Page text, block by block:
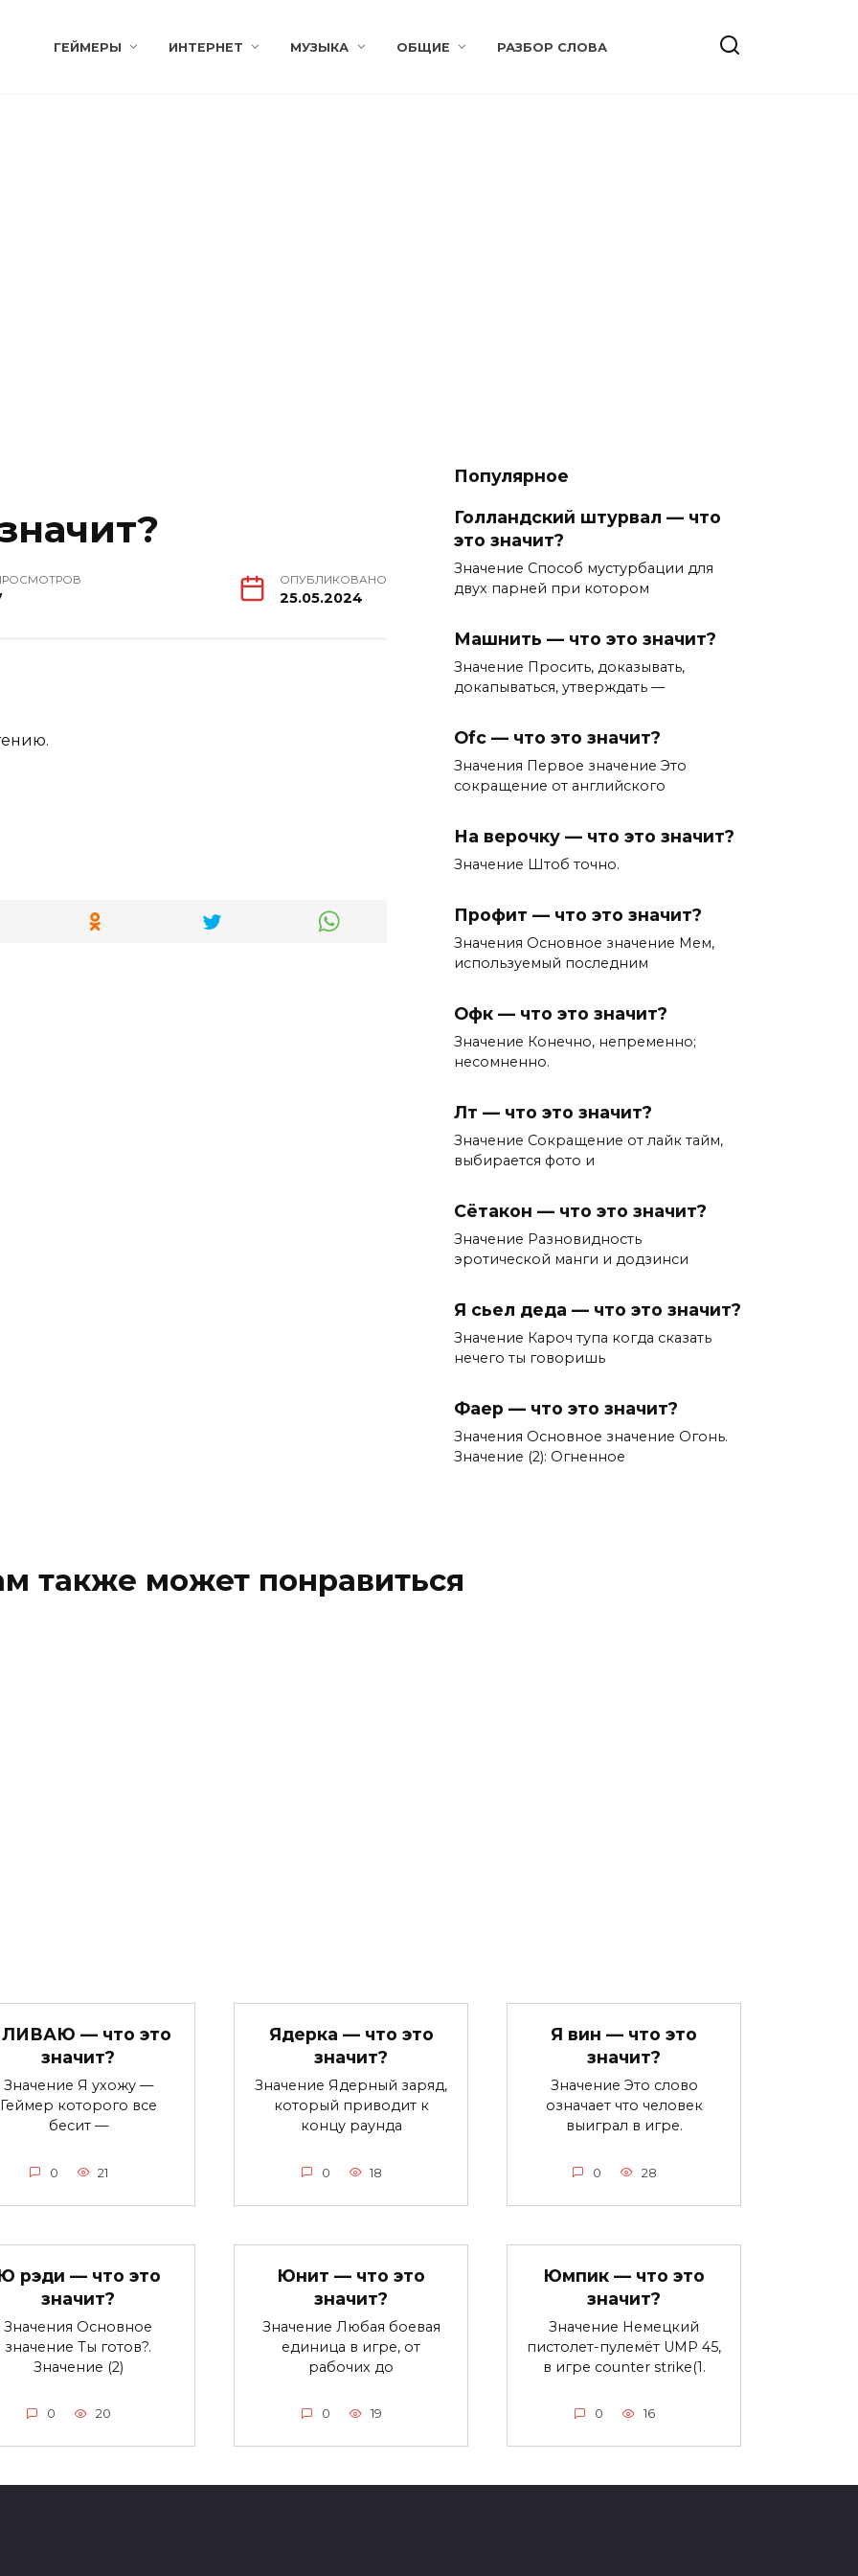
ГЕЙМЕРЫ ИНТЕРНЕТ МУЗЫКА ОБЩИЕ РАЗБОР СЛОВА
ОПУБЛИКОВАНО
25.05.2024
Популярное
Голландский штурвал — что
это значит?
Значение Способ мустурбации для
двух парней при котором
Машнить — что это значит?
Значение Просить, доказывать,
докапываться, утверждать —
Ofc — что это значит?
Значения Первое значение Это
сокращение от английского
На верочку — что это значит?
Значение Штоб точно.
Профит — что это значит?
Значения Основное значение Мем,
используемый последним
Офк — что это значит?
Значение Конечно, непременно;
несомненно.
Лт — что это значит?
Значение Сокращение от лайк тайм,
выбирается фото и
Сётакон — что это значит?
Значение Разновидность
эротической манги и додзинси
Я сьел деда — что это значит?
Значение Кароч тупа когда сказать
нечего ты говоришь
Фаер — что это значит?
Значения Основное значение Огонь.
Значение (2): Огненное
также может понравиться
— что это
значит?
Значение Я ухожу —
Геймер которого все
бесит —
0 21
Ядерка — что это
значит?
Значение Ядерный заряд,
который приводит к
концу раунда
0 18
Я вин — что это
значит?
Значение Это слово
означает что человек
выиграл в игре.
0 28
рэди — что это
значит?
Значения Основное
значение Ты готов?.
Значение (2)
0 20
Юнит — что это
значит?
Значение Любая боевая
единица в игре, от
рабочих до
0 19
Юмпик — что это
значит?
Значение Немецкий
пистолет-пулемёт UMP 45,
в игре counter strike(1.
0 16